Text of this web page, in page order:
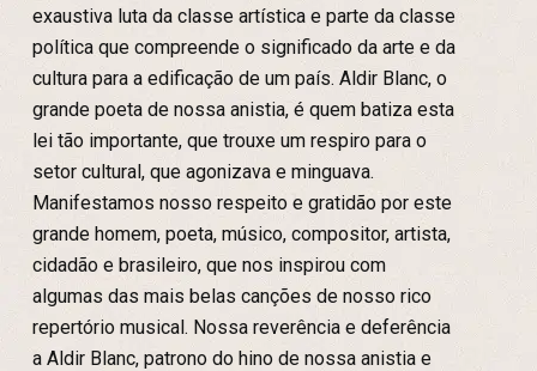
exaustiva luta da classe artística e parte da classe
política que compreende o significado da arte e da
cultura para a edificação de um país. Aldir Blanc, o
grande poeta de nossa anistia, é quem batiza esta
lei tão importante, que trouxe um respiro para o
setor cultural, que agonizava e minguava.
Manifestamos nosso respeito e gratidão por este
grande homem, poeta, músico, compositor, artista,
cidadão e brasileiro, que nos inspirou com
algumas das mais belas canções de nosso rico
repertório musical. Nossa reverência e deferência
a Aldir Blanc, patrono do hino de nossa anistia e